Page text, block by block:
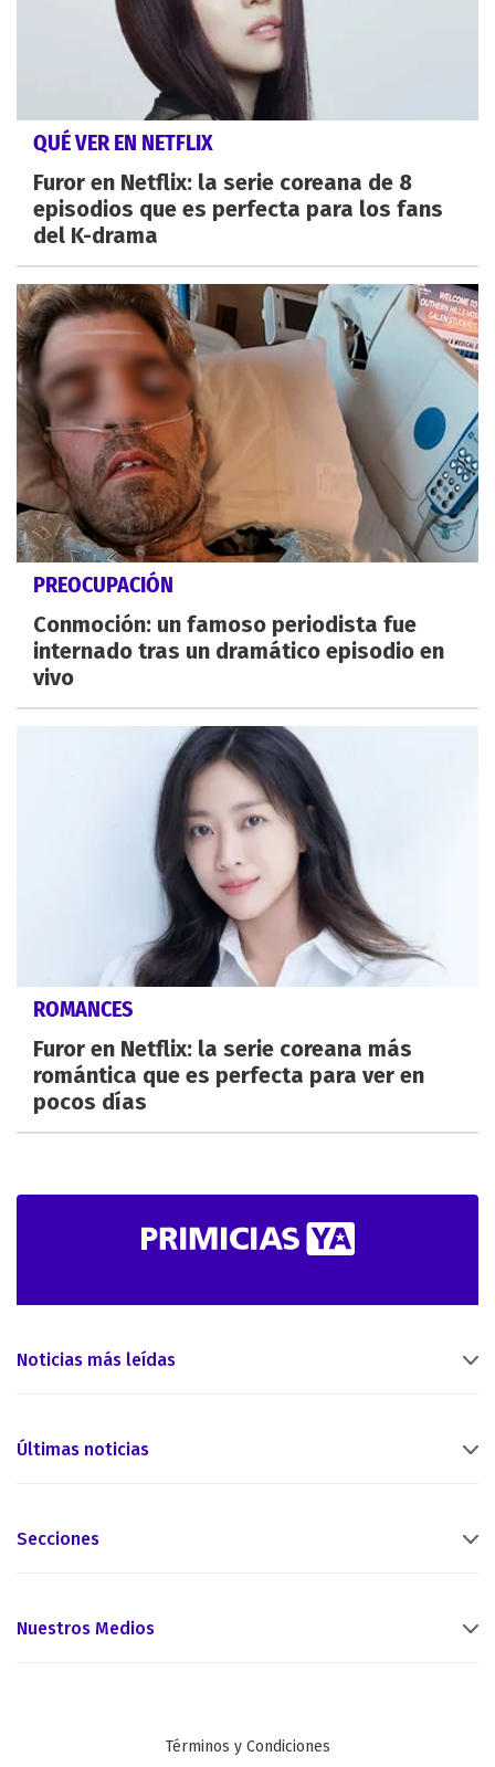
QUÉ VER EN NETFLIX
Furor en Netflix: la serie coreana de 8
episodios que es perfecta para los fans
del K-drama
PREOCUPACIÓN
Conmoción: un famoso periodista fue
internado tras un dramático episodio en
vivo
ROMANCES
Furor en Netflix: la serie coreana más
romántica que es perfecta para ver en
pocos días
Noticias más leídas
Últimas noticias
Secciones
Nuestros Medios
Términos y Condiciones